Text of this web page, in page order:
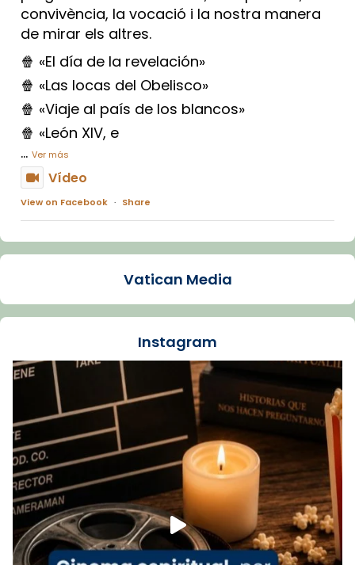
convivència, la vocació i la nostra manera
de mirar els altres.
🍿 «El día de la revelación»
🍿 «Las locas del Obelisco»
🍿 «Viaje al país de los blancos»
🍿 «León XIV, e
... Ver más
Vídeo
View on Facebook · Share
Arquebisbat de Barcelona
La Carmina va patir depressió. Fa gairebé
dos mesos, a l'Estadi Lluís Companys, la
Recupera l'entrevista comp
Vatican
tican News 👇
www.vaticannews.va/es/iglesia/news/2026-
07/carmina-historia-depresion-papa-viaje-
espana-testimoni...
Foto
View on Facebook · Share
Arquebisbat de Barcelona
Vatican Media
Instagram